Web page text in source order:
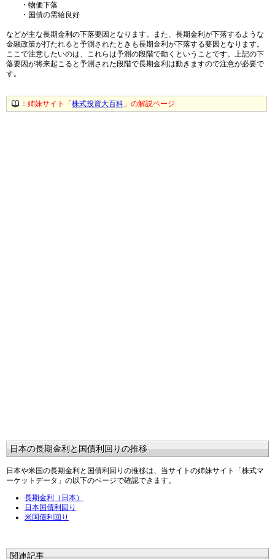
・物価下落
・国債の需給良好
などが主な長期金利の下落要因となります。また、長期金利が下落するような
金融政策が打たれると予測されたときも長期金利が下落する要因となります。
ここで注意したいのは、これらは予測の段階で動くということです。上記の下
落要因が将来起こると予測された段階で長期金利は動きますので注意が必要で
す。
：姉妹サイト「 株式投資大百科 」の解説ページ
日本の長期金利と国債利回りの推移
日本や米国の長期金利と国債利回りの推移は、当サイトの姉妹サイト「株式マ
ーケットデータ」の以下のページで確認できます。
長期金利（日本）
日本国債利回り
米国債利回り
関連記事